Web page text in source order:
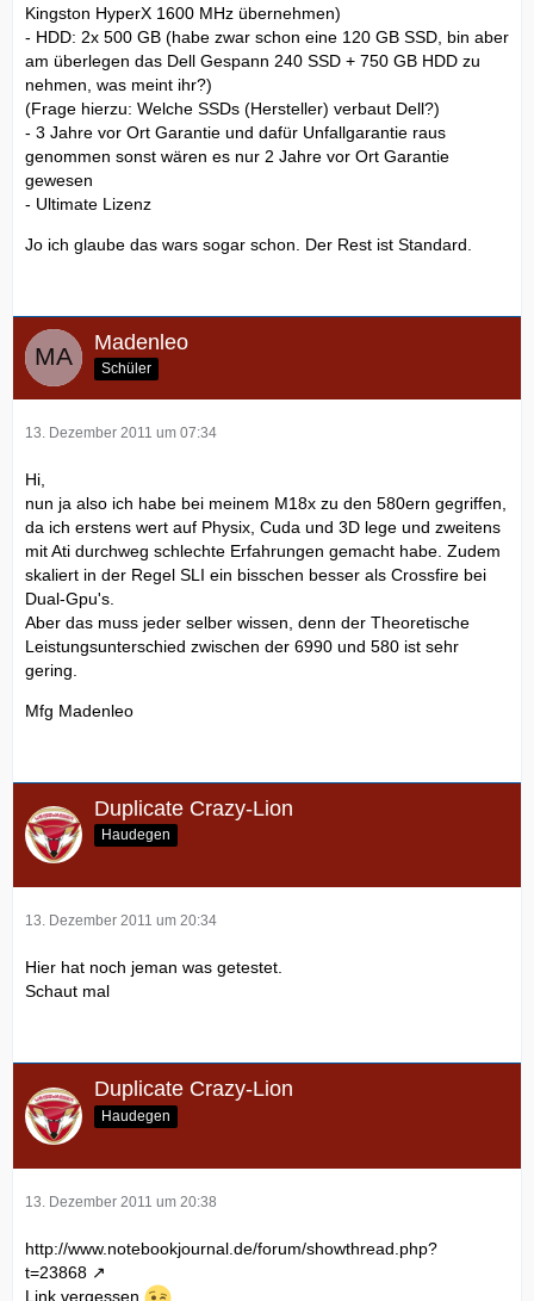
Kingston HyperX 1600 MHz übernehmen)
- HDD: 2x 500 GB (habe zwar schon eine 120 GB SSD, bin aber
am überlegen das Dell Gespann 240 SSD + 750 GB HDD zu
nehmen, was meint ihr?)
(Frage hierzu: Welche SSDs (Hersteller) verbaut Dell?)
- 3 Jahre vor Ort Garantie und dafür Unfallgarantie raus
genommen sonst wären es nur 2 Jahre vor Ort Garantie
gewesen
- Ultimate Lizenz
Jo ich glaube das wars sogar schon. Der Rest ist Standard.
Madenleo
Schüler
13. Dezember 2011 um 07:34
Hi,
nun ja also ich habe bei meinem M18x zu den 580ern gegriffen,
da ich erstens wert auf Physix, Cuda und 3D lege und zweitens
mit Ati durchweg schlechte Erfahrungen gemacht habe. Zudem
skaliert in der Regel SLI ein bisschen besser als Crossfire bei
Dual-Gpu's.
Aber das muss jeder selber wissen, denn der Theoretische
Leistungsunterschied zwischen der 6990 und 580 ist sehr
gering.
Mfg Madenleo
Duplicate Crazy-Lion
Haudegen
13. Dezember 2011 um 20:34
Hier hat noch jeman was getestet.
Schaut mal
Duplicate Crazy-Lion
Haudegen
13. Dezember 2011 um 20:38
http://www.notebookjournal.de/forum/showthread.php?
t=23868
Link vergessen